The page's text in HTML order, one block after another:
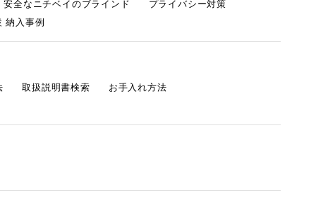
安全なニチベイのブラインド
プライバシー対策
納入事例
取扱説明書検索
お手入れ方法